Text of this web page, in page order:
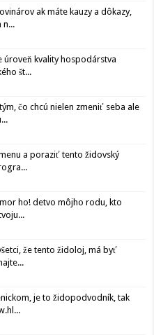
ak máte kauzy a dôkazy,
n...
úroveň kvality hospodárstva
št...
čo chcú nielen zmeniť seba ale
a poraziť tento židovský
ho! detvo môjho rodu, kto
že tento židoloj, má byť
je to židopodvodník, tak